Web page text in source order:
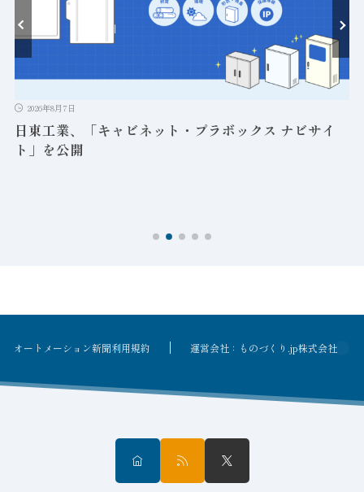
2026年8月7日
日東工業、「キャビネット・プラボックス ナビサイ
ト」を公開
オートメーション新聞利用規約 運営会社：ものづくり.jp株式会社